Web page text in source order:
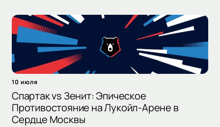
10 июля
Спартак vs Зенит: Эпическое
Противостояние на Лукойл-Арене в
Сердце Москвы